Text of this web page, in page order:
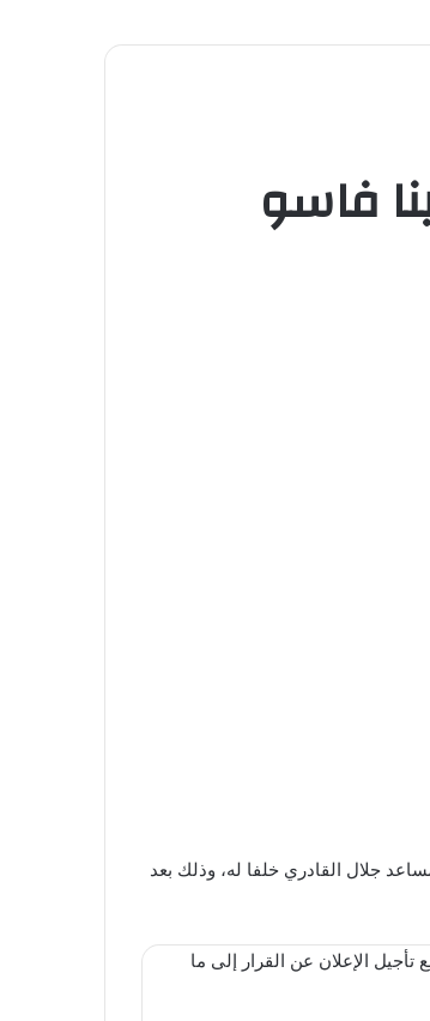
فاسو
جلال القادري خلفا له، وذلك بعد
الإعلان عن القرار إلى ما